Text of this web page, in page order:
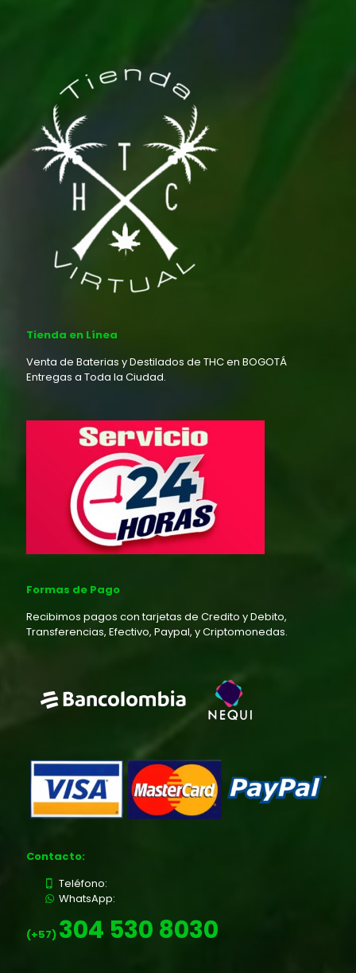
Tienda en Línea
Venta de Baterias y Destilados de THC en BOGOTÁ
Entregas a Toda la Ciudad.
Formas de Pago
Recibimos pagos con tarjetas de Credito y Debito,
Transferencias, Efectivo, Paypal, y Criptomonedas.
Contacto:
Teléfono:
WhatsApp:
(+57) 304 530 8030